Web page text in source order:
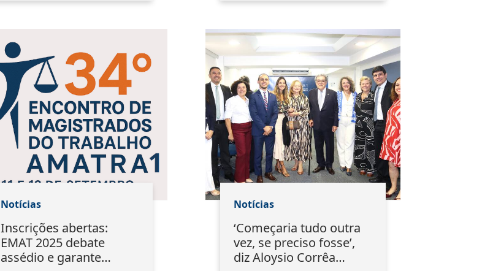
Notícias
Inscrições abertas:
EMAT 2025 debate
assédio e garante
Notícias
‘Começaria tudo outra
vez, se preciso fosse’,
diz Aloysio Corrêa